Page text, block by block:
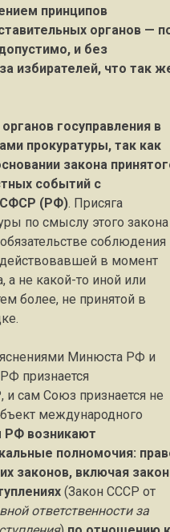
принципов
органов —
и без
избирателей, что так
госуправления в
прокуратуры, так как
закона
событий с
(РФ). Присяга
по смыслу этого закона
соблюдения
в момент
а не какой-то иной или
более, не принятой в
Минюста РФ и
признается
сам Союз признается не
международного
РФ возникают
полномочия:
законов, включая закон
(Закон СССР от
ответственности за